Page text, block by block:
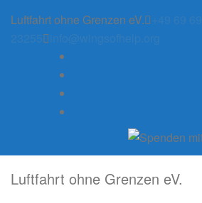
Luftfahrt ohne Grenzen eV.
Luftfahrt ohne Grenzen eV.